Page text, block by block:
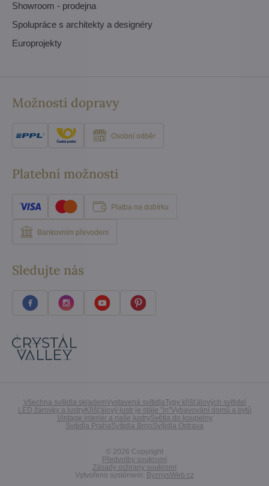
Showroom - prodejna
Spolupráce s architekty a designéry
Europrojekty
Možnosti dopravy
Osobní odběr
Platební možnosti
Platba na dobírku
Bankovním převodem
Sledujte nás
Všechna svítidla sklademVystavená svítidlaTypy křišťálových svítidel
LED žárovky a lustryKřišťálový lustr je stále "in"Vybavování domů a bytů
Vintage interiér a naše lustrySvětla do koupelny
Svítidla PrahaSvítidla BrnoSvítidla Ostrava
© 2026 Copyright
Předvolby soukromí
Zásady ochrany soukromí
Vytvořeno systémem: ByznysWeb.cz